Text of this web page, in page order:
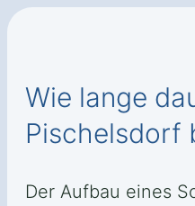
Wie lange
Pischelsdorf
Der Aufbau eines